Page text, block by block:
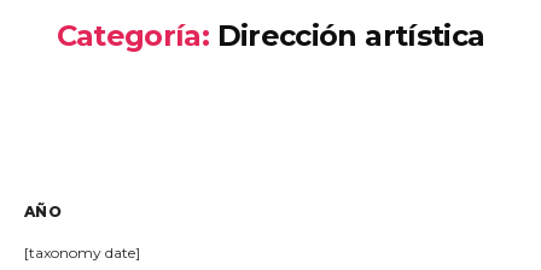
Categoría: Dirección artística
AÑO
[taxonomy date]